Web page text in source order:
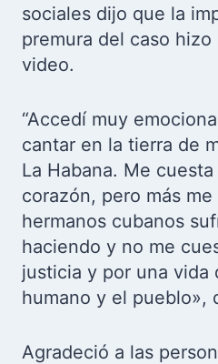
sociales dijo que la
premura del caso
video.
“Accedí muy
cantar en la tierra de
La Habana. Me
corazón, pero más
hermanos cubanos
haciendo y no me
justicia y por una vida
humano y el pueblo»,
Agradeció a las